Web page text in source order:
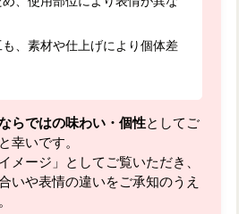
、素材や仕上げにより個体差
らではの味わい・個性としてご
幸いです。
メージ」としてご覧いただき、
いや表情の違いをご承知のうえ